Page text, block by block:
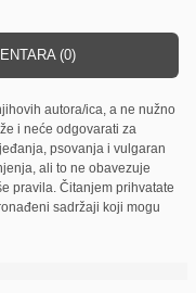
(0)
autora/ica, a ne nužno
i neće odgovarati za
psovanja i vulgaran
ali to ne obavezuje
pravila. Čitanjem prihvatate
sadržaji koji mogu